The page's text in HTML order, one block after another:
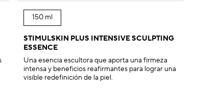
150 ml
STIMULSKIN PLUS INTENSIVE SCULPTING
ESSENCE
Una esencia escultora que aporta una firmeza
intensa y beneficios reafirmantes para lograr una
visible redefinición de la piel.